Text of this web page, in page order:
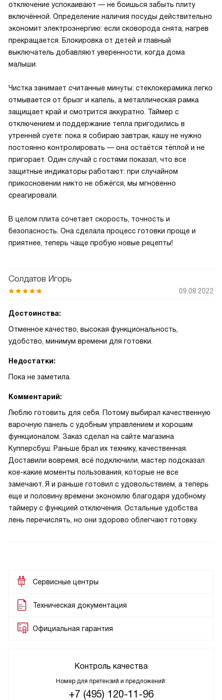
отключение успокаивают — не боишься забыть плиту
включённой. Определение наличия посуды действительно
экономит электроэнергию: если сковорода снята, нагрев
прекращается. Блокировка от детей и главный
выключатель добавляют уверенности, когда дома
малыши.
Чистка занимает считанные минуты: стеклокерамика легко
отмывается от брызг и капель, а металлическая рамка
защищает край и смотрится аккуратно. Таймер с
отключением и поддержание тепла пригодились в
утренней суете: пока я собираю завтрак, кашу не нужно
постоянно контролировать — она остаётся тёплой и не
пригорает. Один случай с гостями показал, что все
защитные индикаторы работают: при случайном
прикосновении никто не обжёгся, мы мгновенно
среагировали.
В целом плита сочетает скорость, точность и
безопасность. Она сделала процесс готовки проще и
приятнее, теперь чаще пробую новые рецепты!
Солдатов Игорь
09.08.2022
Достоинства:
Отменное качество, высокая функциональность,
удобство, минимум времени для готовки.
Недостатки:
Пока не заметила.
Комментарий:
Люблю готовить для себя. Потому выбирал качественную
варочную панель с удобным управлением и хорошим
функционалом. Заказ сделал на сайте магазина
Купперсбуш. Раньше брал их технику, качественная.
Доставили вовремя, всё подключили, мастер подсказал
кое-какие моменты пользования, которые не все
замечают. Я и раньше готовил с удовольствием, а теперь
еще и половину времени экономлю благодаря удобному
таймеру с функцией отключения. Остальные удобства
лень перечислять, но они здорово облегчают готовку.
Сервисные центры
Техническая документация
Официальная гарантия
Контроль качества
Номер для претензий и предложений:
+7 (495) 120-11-96